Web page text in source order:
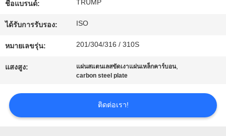
โรงงาน
การ
ควบคุม
คุณภาพ
ชื่อแบรนด์: TRUMP
ได้รับการรับรอง: ISO
หมายเลขรุ่น: 201/304/316 / 310S
แสงสูง: แผ่นสแตนเลสขัดเงาแผ่นเหล็กคาร์บอน,
carbon steel plate
ติดต่อเรา!